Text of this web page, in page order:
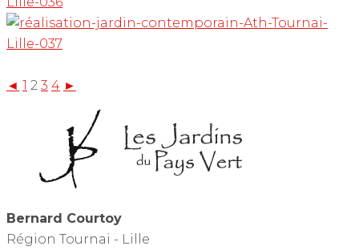
◄ 1 2 3 4 ►
Bernard Courtoy
Région Tournai - Lille